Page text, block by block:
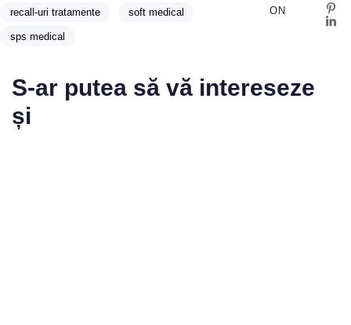
recall-uri tratamente soft medical
sps medical
ON
S-ar putea să vă intereseze
și